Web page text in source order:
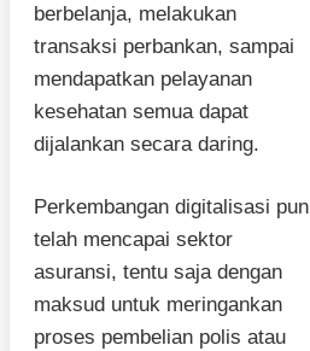
berbelanja, melakukan
transaksi perbankan, sampai
mendapatkan pelayanan
kesehatan semua dapat
dijalankan secara daring.
Perkembangan digitalisasi pun
telah mencapai sektor
asuransi, tentu saja dengan
maksud untuk meringankan
proses pembelian polis atau